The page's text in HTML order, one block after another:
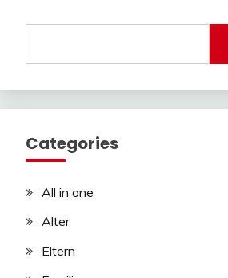
Categories
All in one
Alter
Eltern